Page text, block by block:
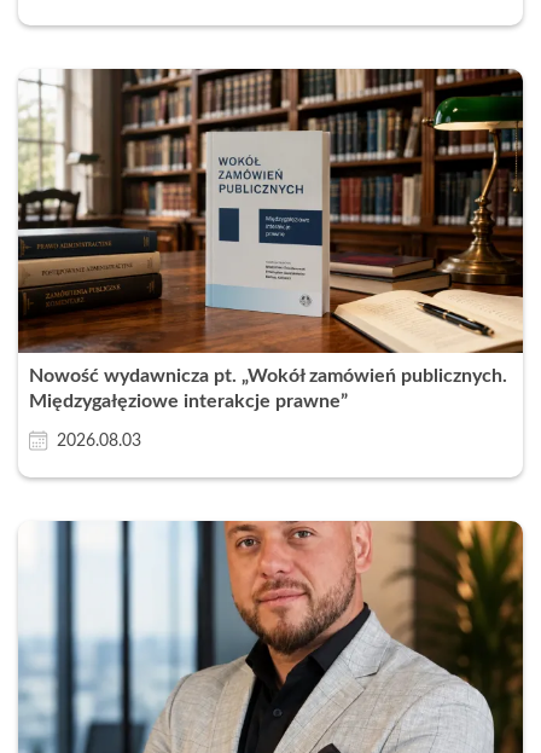
Nowość wydawnicza pt. „Wokół zamówień publicznych.
Międzygałęziowe interakcje prawne”
2026.08.03